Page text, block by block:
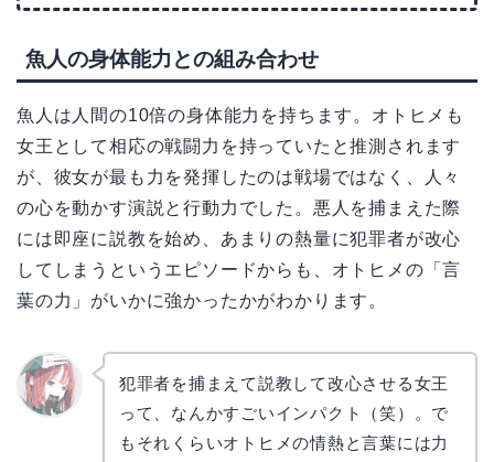
魚人の身体能力との組み合わせ
魚人は人間の10倍の身体能力を持ちます。オトヒメも
女王として相応の戦闘力を持っていたと推測されます
が、彼女が最も力を発揮したのは戦場ではなく、人々
の心を動かす演説と行動力でした。悪人を捕まえた際
には即座に説教を始め、あまりの熱量に犯罪者が改心
してしまうというエピソードからも、オトヒメの「言
葉の力」がいかに強かったかがわかります。
犯罪者を捕まえて説教して改心させる女王
って、なんかすごいインパクト（笑）。で
もそれくらいオトヒメの情熱と言葉には力